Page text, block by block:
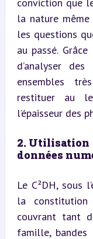
la nature
les questions
au passé.
d’analyser
ensembles
restituer au
l’épaisseur des
2. Utilisation
données
Le C²DH, sous
la
couvrant tant
famille, bandes